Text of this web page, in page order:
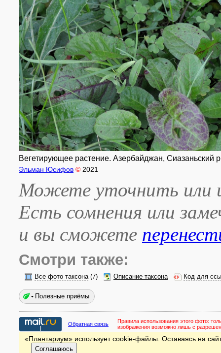
Вегетирующее растение. Азербайджан, Сиазаньский
Эльман Юсифов © 2021
Можете уточнить или
Есть сомнения или
и вы сможете
Смотри также:
Все фото таксона(7) Описание таксона Код для
Полезные приёмы
Обратная связь Правила использования этого фото:
изображения возможно лишь с
«Плантариум» использует cookie-файлы. Оставаясь на
Соглашаюсь